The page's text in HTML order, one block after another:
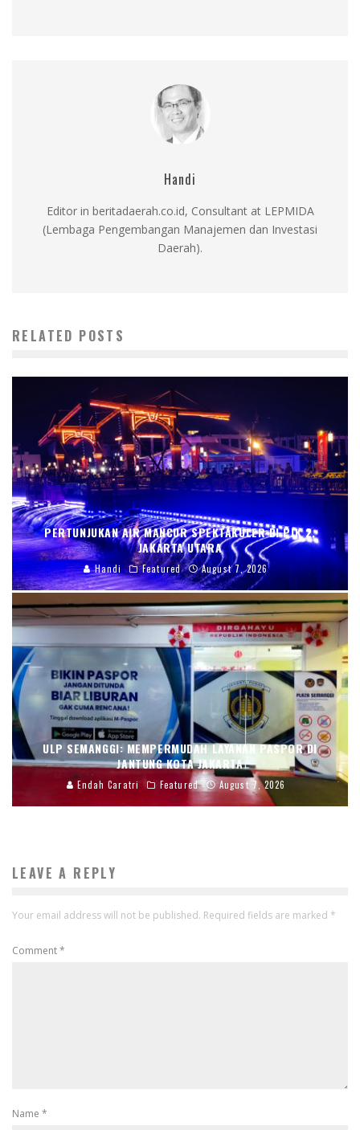
Handi
Editor in beritadaerah.co.id, Consultant at LEPMIDA
(Lembaga Pengembangan Manajemen dan Investasi
Daerah).
RELATED POSTS
PERTUNJUKAN AIR MANCUR SPEKTAKULER DI PIK 2,
JAKARTA UTARA
Handi Featured August 7, 2026
ULP SEMANGGI: MEMPERMUDAH LAYANAN PASPOR DI
JANTUNG KOTA JAKARTA
Endah Caratri Featured August 7, 2026
LEAVE A REPLY
Your email address will not be published. Required fields are marked *
Comment*
Name *